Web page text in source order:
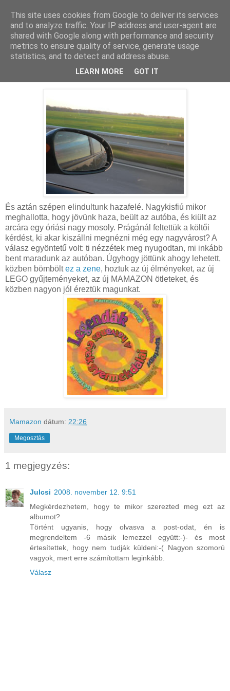
MAMAZON
2008. november 6., csütörtök
A hatvanas évek gyermekdalai
És aztán szépen elindultunk hazafelé. Nagykisfiú mikor
meghallotta, hogy jövünk haza, beült az autóba, és kiült az
arcára egy óriási nagy mosoly. Prágánál feltettük a költői
kérdést, ki akar kiszállni megnézni még egy nagyvárost? A
válasz egyöntetű volt: ti nézzétek meg nyugodtan, mi inkább
bent maradunk az autóban. Úgyhogy jöttünk ahogy lehetett,
közben bömböltez a zene, hoztuk az új élményeket, az új
LEGO gyűjteményeket, az új MAMAZON ötleteket, és
közben nagyon jól éreztük magunkat.
Mamazon dátum: 22:26
Megosztás
1 megjegyzés:
Julcsi 2008. november 12. 9:51
Megkérdezhetem, hogy te mikor szerezted meg ezt az
albumot?
Történt ugyanis, hogy olvasva a post-odat, én is
megrendeltem -6 másik lemezzel együtt:-)- és most
értesítettek, hogy nem tudják küldeni:-( Nagyon szomorú
vagyok, mert erre számítottam leginkább.
Válasz
This site uses cookies from Google to deliver its services
and to analyze traffic. Your IP address and user-agent are
shared with Google along with performance and security
metrics to ensure quality of service, generate usage
statistics, and to detect and address abuse.
LEARN MORE GOT IT